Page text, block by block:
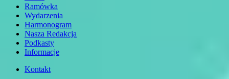
Ramówka
Wydarzenia
Harmonogram
Nasza Redakcja
Podkasty
Informacje
Kontakt